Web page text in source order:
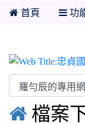
首頁 功
 檔案